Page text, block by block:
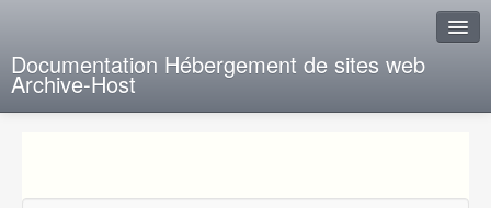
Documentation Hébergement de sites web
Archive-Host